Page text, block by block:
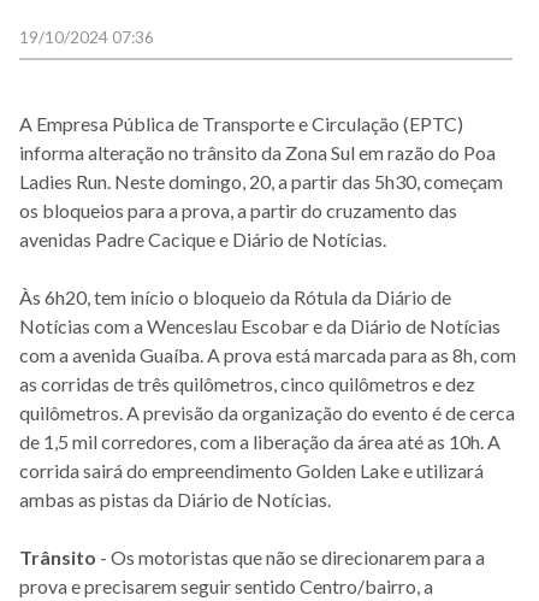
19/10/2024 07:36
A Empresa Pública de Transporte e Circulação (EPTC)
informa alteração no trânsito da Zona Sul em razão do Poa
Ladies Run. Neste domingo, 20, a partir das 5h30, começam
os bloqueios para a prova, a partir do cruzamento das
avenidas Padre Cacique e Diário de Notícias.
Às 6h20, tem início o bloqueio da Rótula da Diário de
Notícias com a Wenceslau Escobar e da Diário de Notícias
com a avenida Guaíba. A prova está marcada para as 8h, com
as corridas de três quilômetros, cinco quilômetros e dez
quilômetros. A previsão da organização do evento é de cerca
de 1,5 mil corredores, com a liberação da área até as 10h. A
corrida sairá do empreendimento Golden Lake e utilizará
ambas as pistas da Diário de Notícias.
Trânsito - Os motoristas que não se direcionarem para a
prova e precisarem seguir sentido Centro/bairro, a